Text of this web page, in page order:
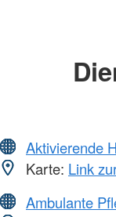
Aktivierende
Karte: Link
Ambulante